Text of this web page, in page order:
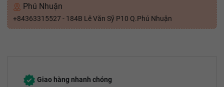
Phú Nhuận
+84363315527 - 184B Lê Văn Sỹ P10 Q.Phú Nhuận
Giao hàng nhanh chóng